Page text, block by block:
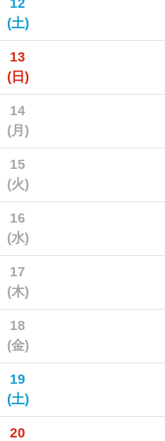
12
(土)
13
(日)
14
(月)
15
(火)
16
(水)
17
(木)
18
(金)
19
(土)
20